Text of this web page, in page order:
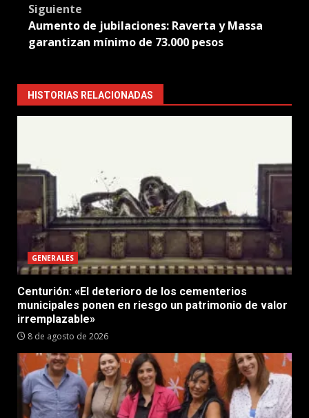
Siguiente
Aumento de jubilaciones: Raverta y Massa
garantizan mínimo de 73.000 pesos
HISTORIAS RELACIONADAS
GENERALES
Centurión: «El deterioro de los cementerios
municipales ponen en riesgo un patrimonio de valor
irremplazable»
8 de agosto de 2026